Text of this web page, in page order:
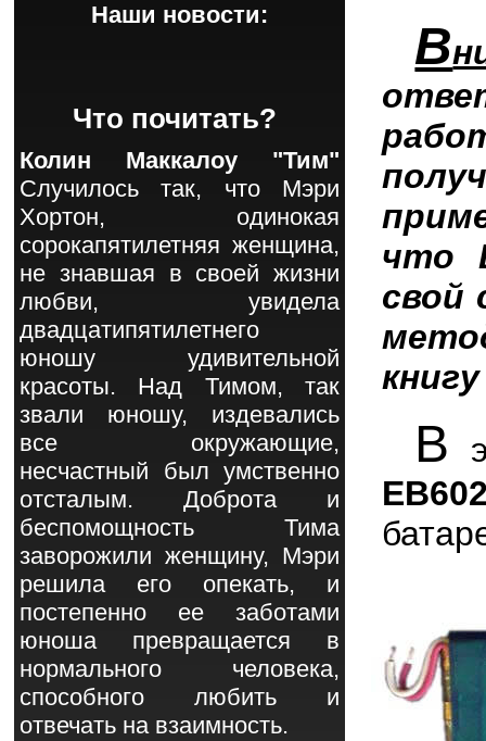
В
что
свой
В
Наши новости:
Что почитать?
Колин Маккалоу "Тим"
Случилось так, что Мэри
Хортон, одинокая
сорокапятилетняя женщина,
не знавшая в своей жизни
любви, увидела
двадцатипятилетнего
юношу удивительной
красоты. Над Тимом, так
звали юношу, издевались
все окружающие,
несчастный был умственно
отсталым. Доброта и
беспомощность Тима
заворожили женщину, Мэри
решила его опекать, и
постепенно ее заботами
юноша превращается в
нормального человека,
способного любить и
отвечать на взаимность.